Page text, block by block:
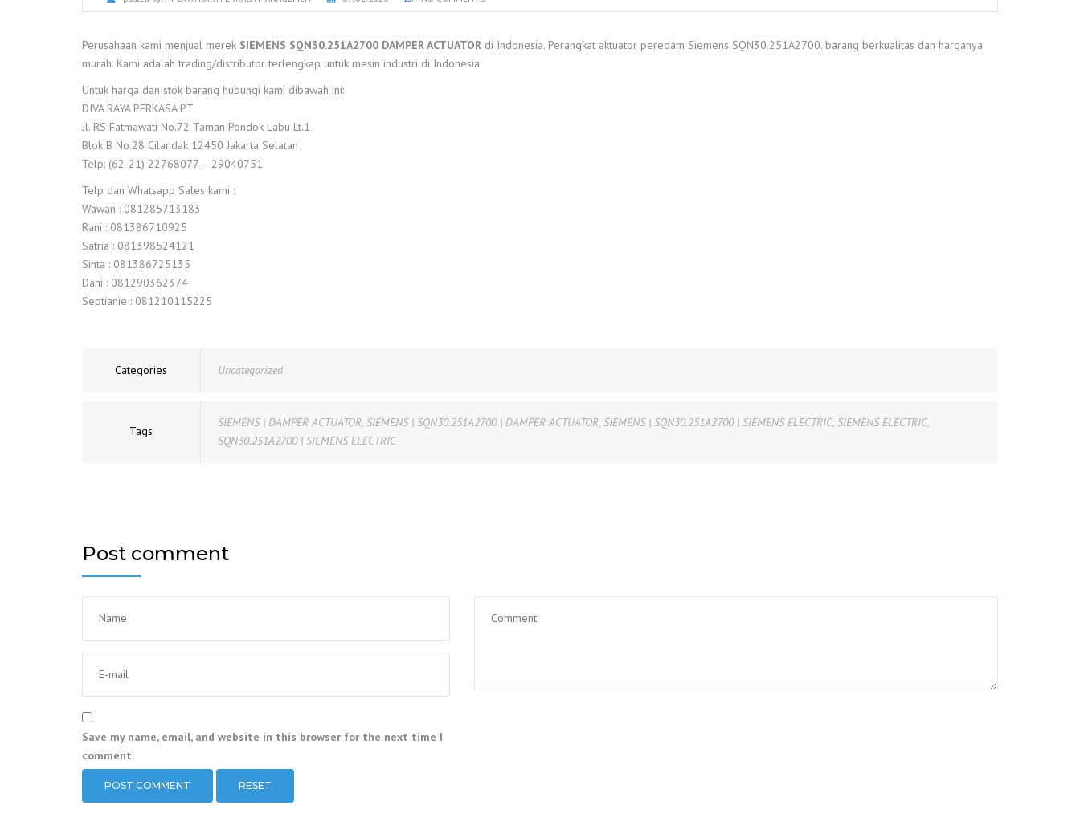
Perusahaan kami menjual merek SIEMENS SQN30.251A2700 DAMPER ACTUATOR di Indonesia. Perangkat aktuator peredam Siemens SQN30.251A2700. barang berkualitas dan harganya
murah. Kami adalah trading/distributor terlengkap untuk mesin industri di Indonesia.
Untuk harga dan stok barang hubungi kami dibawah ini:
DIVA RAYA PERKASA PT
Jl. RS Fatmawati No.72 Taman Pondok Labu Lt.1
Blok B No.28 Cilandak 12450 Jakarta Selatan
Telp: (62-21) 22768077 – 29040751
Telp dan Whatsapp Sales kami :
Wawan : 081285713183
Rani : 081386710925
Satria : 081398524121
Sinta : 081386725135
Dani : 081290362374
Septianie : 081210115225
Categories Uncategorized
Tags
SIEMENS | DAMPER ACTUATOR, SIEMENS | SQN30.251A2700 | DAMPER ACTUATOR, SIEMENS | SQN30.251A2700 | SIEMENS ELECTRIC, SIEMENS ELECTRIC,
SQN30.251A2700 | SIEMENS ELECTRIC
Post comment
Save my name, email, and website in this browser for the next time I
comment.
RESET